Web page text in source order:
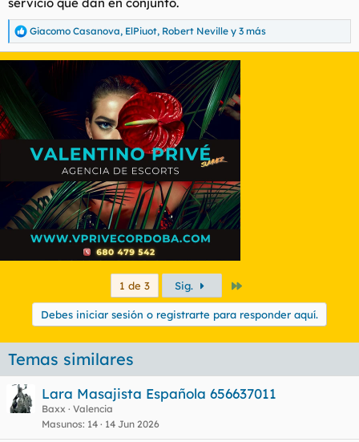
R
e
a
o
n
e
Giacomo Casanova, ElPiuot, Robert Neville y 3 más
1 de 3 Sig.
Debes iniciar sesión o registrarte para responder aquí.
Temas similares
Lara Masajista Española 656637011
Baxx
Valencia
Masunos 14 14 Jun 2026